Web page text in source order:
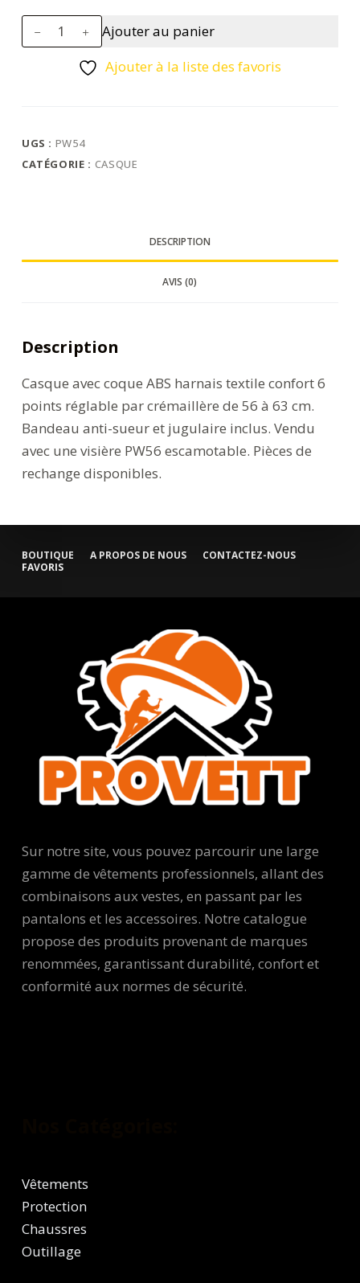
quantité
de
Plus
visor
Ajouter au panier
Ajouter à la liste des favoris
UGS : PW54
CATÉGORIE : CASQUE
DESCRIPTION
AVIS (0)
Description
Casque avec coque ABS harnais textile confort 6
points réglable par crémaillère de 56 à 63 cm.
Bandeau anti-sueur et jugulaire inclus. Vendu
avec une visière PW56 escamotable. Pièces de
rechange disponibles.
BOUTIQUE A PROPOS DE NOUS
CONTACTEZ-NOUS
FAVORIS
Sur notre site, vous pouvez parcourir une large
gamme de vêtements professionnels, allant des
combinaisons aux vestes, en passant par les
pantalons et les accessoires. Notre catalogue
propose des produits provenant de marques
renommées, garantissant durabilité, confort et
conformité aux normes de sécurité.
Vêtements
Protection
Chaussres
Outillage